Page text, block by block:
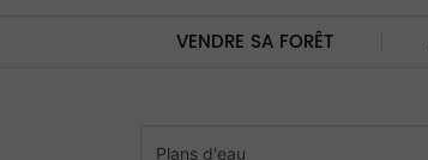
VENDRE SA FORÊT